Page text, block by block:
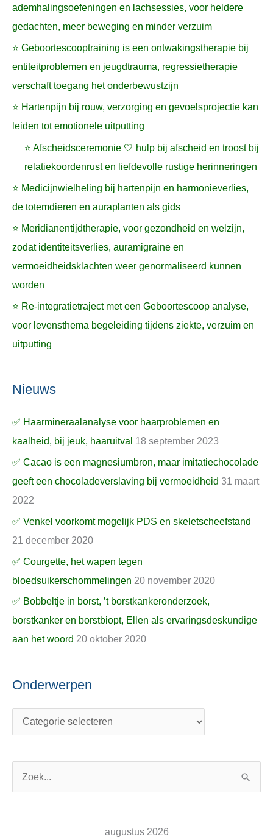
ademhalingsoefeningen en lachsessies, voor heldere
gedachten, meer beweging en minder verzuim
⭐ Geboortescooptraining is een ontwakingstherapie bij
entiteitproblemen en jeugdtrauma, regressietherapie
verschaft toegang het onderbewustzijn
⭐ Hartenpijn bij rouw, verzorging en gevoelsprojectie kan
leiden tot emotionele uitputting
⭐ Afscheidsceremonie 🤍 hulp bij afscheid en troost bij
relatiekoordenrust en liefdevolle rustige herinneringen
⭐ Medicijnwielheling bij hartenpijn en harmonieverlies,
de totemdieren en auraplanten als gids
⭐ Meridianentijdtherapie, voor gezondheid en welzijn,
zodat identiteitsverlies, auramigraine en
vermoeidheidsklachten weer genormaliseerd kunnen
worden
⭐ Re-integratietraject met een Geboortescoop analyse,
voor levensthema begeleiding tijdens ziekte, verzuim en
uitputting
Nieuws
✅ Haarmineraalanalyse voor haarproblemen en
kaalheid, bij jeuk, haaruitval 18 september 2023
✅ Cacao is een magnesiumbron, maar imitatiechocolade
geeft een chocoladeverslaving bij vermoeidheid 31 maart
2022
✅ Venkel voorkomt mogelijk PDS en skeletscheefstand
21 december 2020
✅ Courgette, het wapen tegen
bloedsuikerschommelingen 20 november 2020
✅ Bobbeltje in borst, ’t borstkankeronderzoek,
borstkanker en borstbiopt, Ellen als ervaringsdeskundige
aan het woord 20 oktober 2020
Onderwerpen
augustus 2026